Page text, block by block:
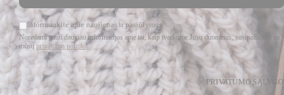
Informuokite apie naujienas ir pasiūlymus
Norėdami gauti daugiau informacijos apie tai, kaip tvarkome Jūsų duomenis, susipažinkite su
mūsųprivatumo politika.
PRIVATUMO SĄLYGOS